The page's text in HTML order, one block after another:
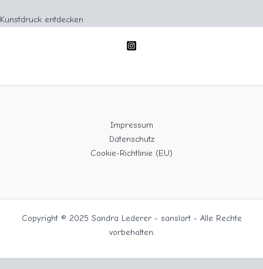
Kunstdruck entdecken
Impressum
Datenschutz
Cookie-Richtlinie (EU)
Copyright © 2025 Sandra Lederer - sanslart - Alle Rechte
vorbehalten.